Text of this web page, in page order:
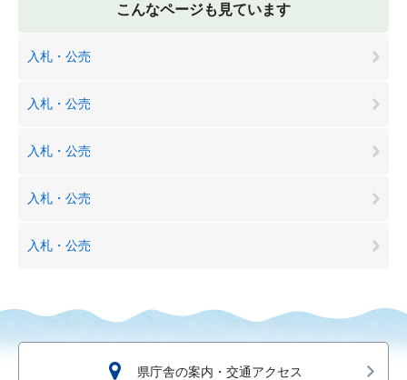
こんなページも見ています
入札・公売
入札・公売
入札・公売
入札・公売
入札・公売
県庁舎の案内・交通アクセス